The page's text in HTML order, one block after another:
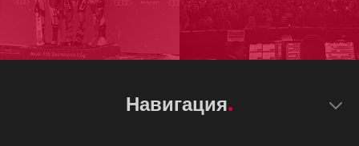
Навигация